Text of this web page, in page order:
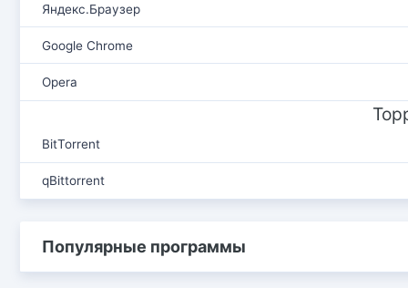
Яндекс.Браузер
Google Chrome
Opera
BitTorrent
qBittorrent
Популярные программы